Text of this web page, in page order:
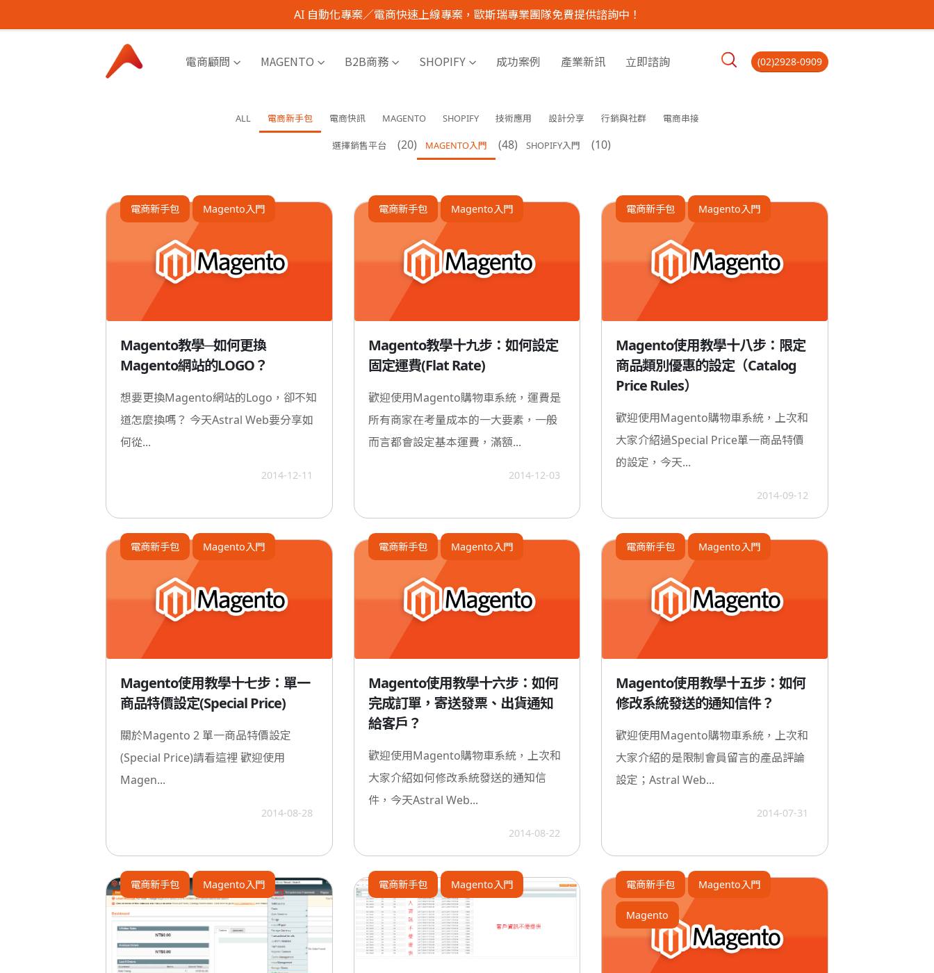
AI 自動化專案／電商快速上線專案，歐斯瑞專業團隊免費提供諮詢中！
電商顧問 MAGENTO B2B商務 SHOPIFY 成功案例 產業新訊 立即諮詢 (02)2928-0909
ALL 電商新手包 電商快訊 MAGENTO SHOPIFY 技術應用 設計分享 行銷與社群 電商串接
選擇銷售平台 (20) MAGENTO入門 (48) SHOPIFY入門 (10)
Magento教學─如何更換
Magento網站的LOGO？
想要更換Magento網站的Logo，卻不知
道怎麼換嗎？ 今天Astral Web要分享如
何從...
2014-12-11
電商新手包 Magento入門
Magento教學十九步：如何設定
固定運費(Flat Rate)
歡迎使用Magento購物車系統，運費是
所有商家在考量成本的一大要素，一般
而言都會設定基本運費，滿額...
2014-12-03
電商新手包 Magento入門
Magento使用教學十八步：限定
商品類別優惠的設定（Catalog
Price Rules）
歡迎使用Magento購物車系統，上次和
大家介紹過Special Price單一商品特價
的設定，今天...
2014-09-12
電商新手包 Magento入門
Magento使用教學十七步：單一
商品特價設定(Special Price)
關於Magento 2 單一商品特價設定
(Special Price)請看這裡 歡迎使用
Magen...
2014-08-28
電商新手包 Magento入門
Magento使用教學十六步：如何
完成訂單，寄送發票、出貨通知
給客戶？
歡迎使用Magento購物車系統，上次和
大家介紹如何修改系統發送的通知信
件，今天Astral Web...
2014-08-22
電商新手包 Magento入門
Magento使用教學十五步：如何
修改系統發送的通知信件？
歡迎使用Magento購物車系統，上次和
大家介紹的是限制會員留言的產品評論
設定；Astral Web...
2014-07-31
電商新手包 Magento入門
電商新手包 Magento入門 電商新手包 Magento入門 電商新手包 Magento入門
Magento